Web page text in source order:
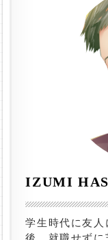
IZUMI
学生時代に友人